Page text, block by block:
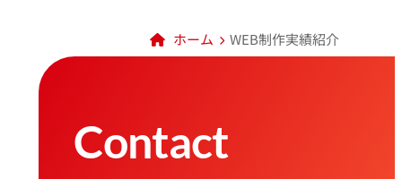
ホーム WEB制作実績紹介
Contact